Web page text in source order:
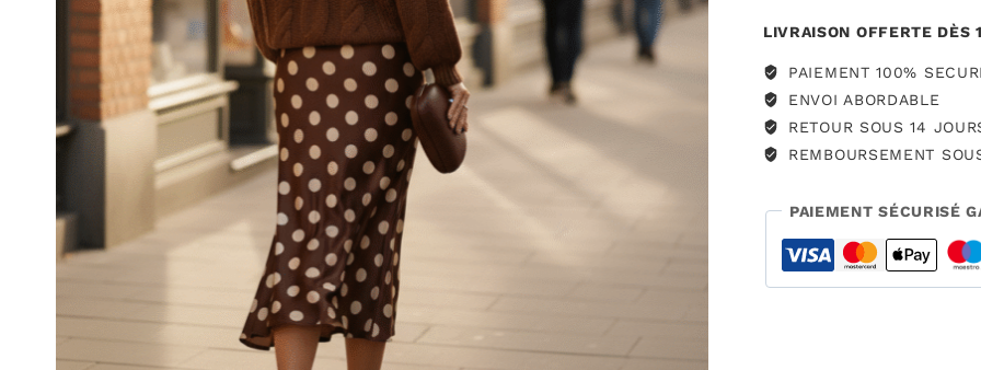
chocolat
LIVRAISON OFFERTE
PAIEMENT 100%
ENVOI ABORDABLE
RETOUR SOUS 14
REMBOURSEMENT
PAIEMENT SÉCURISÉ